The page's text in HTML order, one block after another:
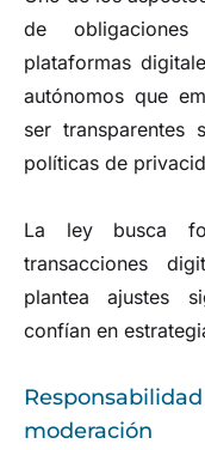
de
plataformas
autónomos que
ser transparentes
políticas de
La ley busca
transacciones
plantea ajustes
confían en
moderación